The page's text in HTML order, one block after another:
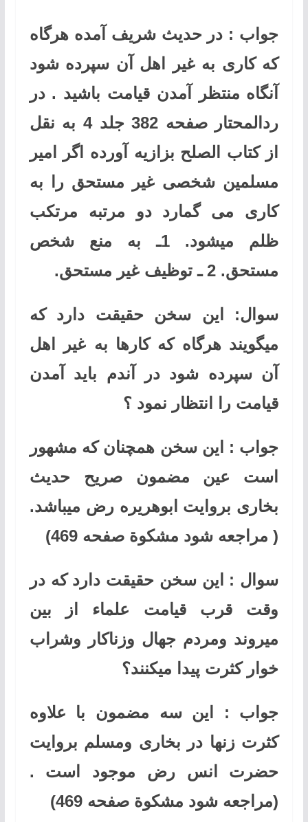
جواب : در حدیث شریف آمده هرگاه
که کاری به غیر اهل آن سپرده شود
آنگاه منتظر آمدن قیامت باشید . در
ردالمحتار صفحه 382 جلد 4 به نقل
از کتاب الصلح بزازیه آورده اگر امیر
مسلمین شخصی غیر مستحق را به
کاری می گمارد دو مرتبه مرتکب
ظلم میشود. 1ـ به منع شخص
مستحق. 2 ـ توظیف غیر مستحق.
سوال: این سخن حقیقت دارد که
میگویند هرگاه که کارها به غیر اهل
آن سپرده شود در آندم باید آمدن
قیامت را انتظار نمود ؟
جواب : این سخن همچنان که مشهور
است عین مضمون صریح حدیث
بخاری بروایت ابوهریره رض میباشد.
( مراجعه شود مشکوة صفحه 469)
سوال : این سخن حقیقت دارد که در
وقت قرب قیامت علماء از بین
میروند ومردم جهال وزناکار وشراب
خوار کثرت پیدا میکنند؟
جواب : این سه مضمون با علاوه
کثرت زنها در بخاری ومسلم بروایت
حضرت انس رض موجود است .
(مراجعه شود مشکوة صفحه 469)